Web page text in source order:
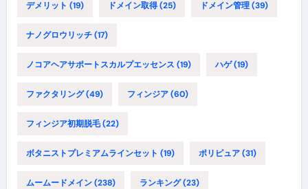
デメリット (19) ドメイン取得(25) ドメイン管理(39)
ナノグロウリッチ(17)
ノコアヘアサポートスカルプエッセンス (19) ハゲ(19)
ファクタリング(49) フィンジア(60)
フィンジア初期脱毛(22)
ボタニストプレミアムラインセット (19) ポリピュア(31)
ムームードメイン(238) ランキング(23)